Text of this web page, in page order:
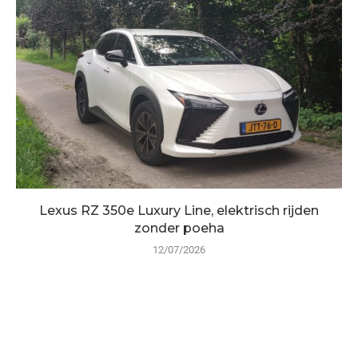
Lexus RZ 350e Luxury Line, elektrisch rijden
zonder poeha
12/07/2026